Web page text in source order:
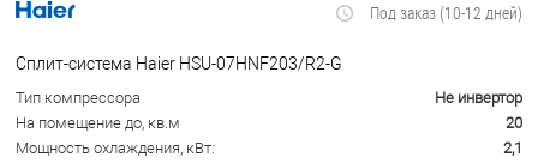
Под заказ (10-12 дней)
Сплит-система Haier HSU-07HNF203/R2-G
Тип компрессора
Не инвертор
На помещение до, кв.м
20
Мощность охлаждения, кВт:
2,1